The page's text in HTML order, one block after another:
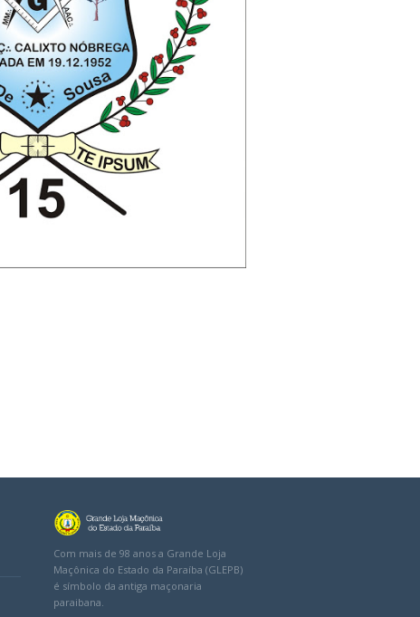
Com mais de 98 anos a Grande Loja
Maçônica do Estado da Paraíba (GLEPB)
é símbolo da antiga maçonaria
paraibana.